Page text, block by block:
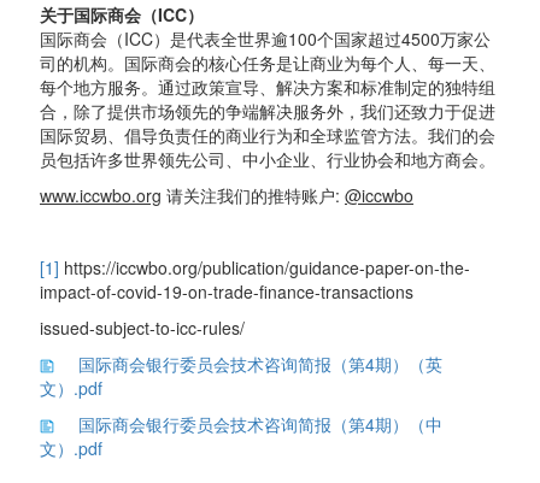
关于国际商会（ICC）
国际商会（ICC）是代表全世界逾100个国家超过4500万家公
司的机构。国际商会的核心任务是让商业为每个人、每一天、
每个地方服务。通过政策宣导、解决方案和标准制定的独特组
合，除了提供市场领先的争端解决服务外，我们还致力于促进
国际贸易、倡导负责任的商业行为和全球监管方法。我们的会
员包括许多世界领先公司、中小企业、行业协会和地方商会。
www.iccwbo.org 请关注我们的推特账户: @iccwbo
[1] https://iccwbo.org/publication/guidance-paper-on-the-
impact-of-covid-19-on-trade-finance-transactions
issued-subject-to-icc-rules/
国际商会银行委员会技术咨询简报（第4期）（英
文）.pdf
国际商会银行委员会技术咨询简报（第4期）（中
文）.pdf